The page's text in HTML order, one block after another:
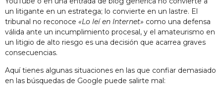
un litigante en un estratega; lo convierte en un lastre. El
tribunal no reconoce «Lo leí en Internet» como una defensa
válida ante un incumplimiento procesal, y el amateurismo en
un litigio de alto riesgo es una decisión que acarrea graves
consecuencias.
Aquí tienes algunas situaciones en las que confiar demasiado
en las búsquedas de Google puede salirte mal: